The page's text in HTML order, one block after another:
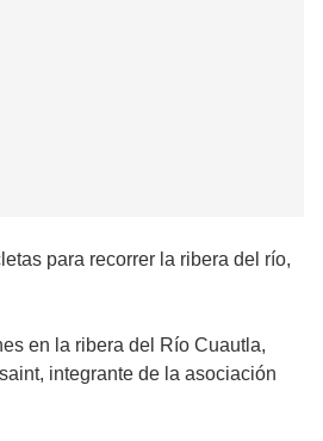
para recorrer la ribera del río,
en la ribera del Río Cuautla,
integrante de la asociación